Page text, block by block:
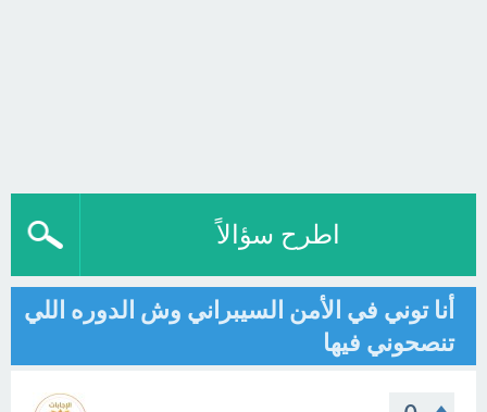
اطرح سؤالاً
أنا توني في الأمن السيبراني وش الدوره اللي
تنصحوني فيها